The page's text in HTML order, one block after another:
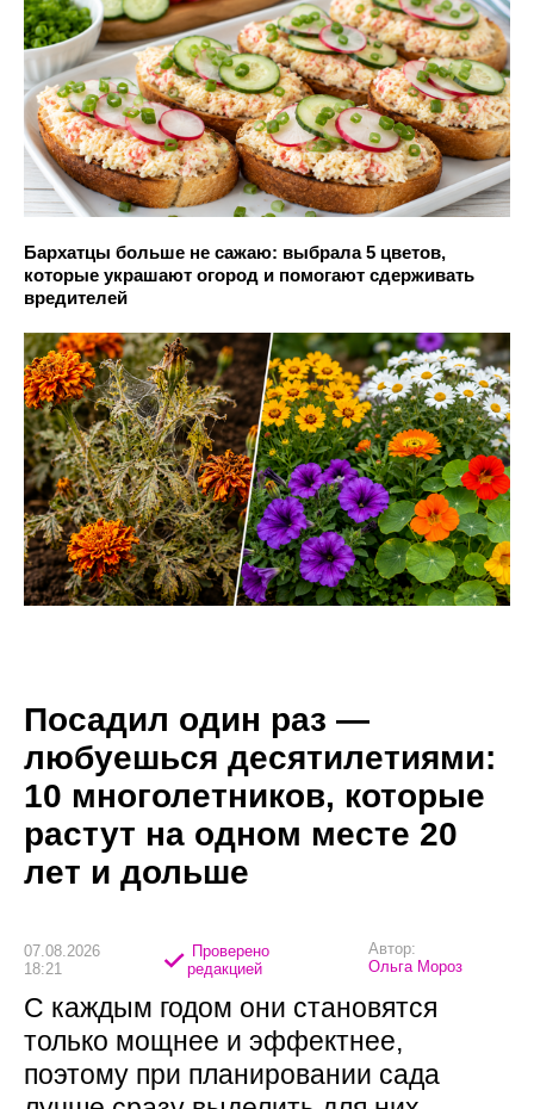
Бархатцы больше не сажаю: выбрала 5 цветов,
которые украшают огород и помогают сдерживать
вредителей
Посадил один раз —
любуешься десятилетиями:
10 многолетников, которые
растут на одном месте 20
лет и дольше
07.08.2026
18:21
Проверено
редакцией
Автор:
Ольга Мороз
С каждым годом они становятся
только мощнее и эффектнее,
поэтому при планировании сада